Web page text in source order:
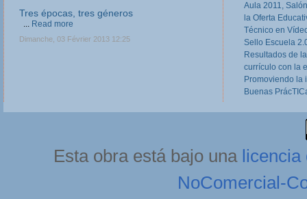
Tres épocas, tres géneros
... Read more
Dimanche, 03 Février 2013 12:25
Aula 2011,
la Oferta
Técnico en
Sello Escuela
Resultados de
currículo con la
Promoviendo la
Buenas
Esta obra está bajo una licencia
NoComercial-